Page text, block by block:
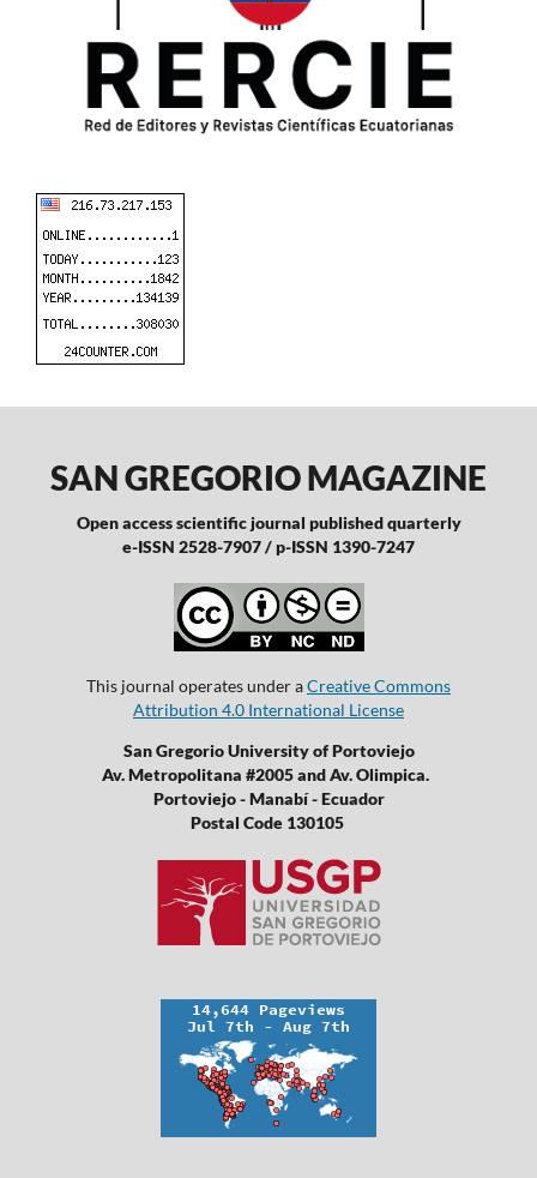
SAN GREGORIO MAGAZINE
Open access scientific journal published quarterly
e-ISSN 2528-7907 / p-ISSN 1390-7247
This journal operates under aCreative Commons
Attribution 4.0 International License
San Gregorio University of Portoviejo
Av. Metropolitana #2005 and Av. Olimpica.
Portoviejo - Manabí - Ecuador
Postal Code 130105